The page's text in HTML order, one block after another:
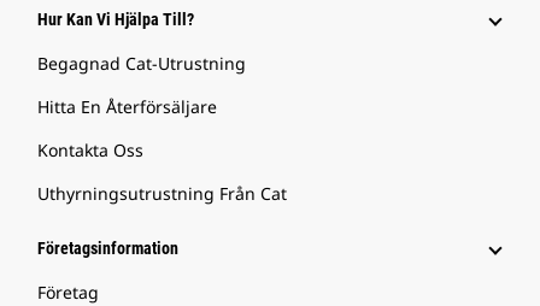
Hur Kan Vi Hjälpa Till?
Begagnad Cat-Utrustning
Hitta En Återförsäljare
Kontakta Oss
Uthyrningsutrustning Från Cat
Företagsinformation
Företag